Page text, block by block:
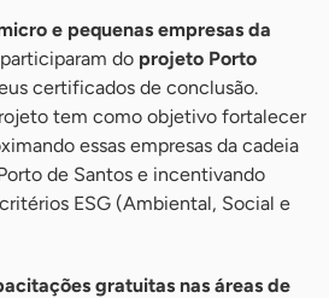
e pequenas empresas da
do projeto Porto
certificados de conclusão.
tem como objetivo fortalecer
essas empresas da cadeia
de Santos e incentivando
ESG (Ambiental, Social e
gratuitas nas áreas de